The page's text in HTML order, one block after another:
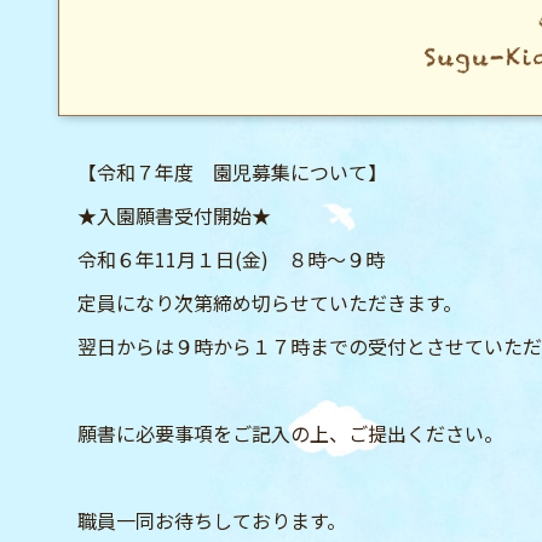
【令和７年度 園児募集について】
★入園願書受付開始★
令和６年11月１日(金) ８時～９時
定員になり次第締め切らせていただきます。
翌日からは９時から１７時までの受付とさせていた
願書に必要事項をご記入の上、ご提出ください。
職員一同お待ちしております。